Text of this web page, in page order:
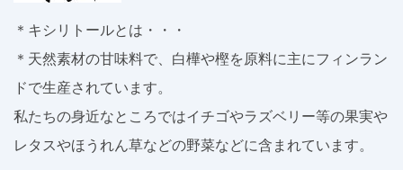
＊キシリトールとは・・・
＊天然素材の甘味料で、白樺や樫を原料に主にフィンラン
ドで生産されています。
私たちの身近なところではイチゴやラズベリー等の果実や
レタスやほうれん草などの野菜などに含まれています。